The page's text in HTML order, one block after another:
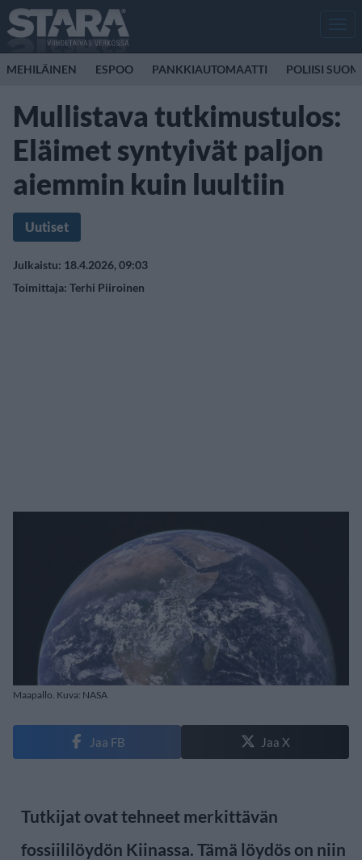
MEHILÄINEN ESPOO PANKKIAUTOMAATTI POLIISI
Mullistava tutkimustulos:
Eläimet syntyivät paljon
aiemmin kuin luultiin
Uutiset
Julkaistu: 18.4.2026, 09:03
Toimittaja: Terhi Piiroinen
Maapallo. Kuva: NASA
Jaa FB Jaa X
Tutkijat ovat tehneet merkittävän
fossiililöydön Kiinassa. Tämä löydös on niin